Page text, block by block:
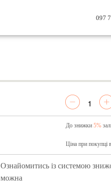
097
До знижки 5%
Ціна при покупці
Ознайомитись із системою
можна